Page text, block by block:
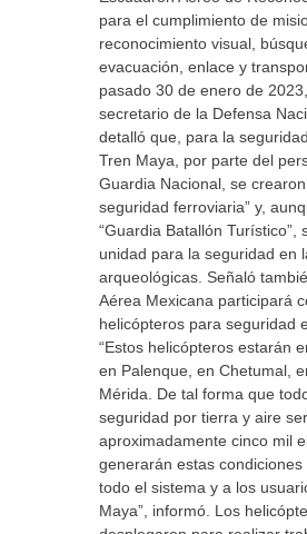
para el cumplimiento de
reconocimiento visual,
evacuación, enlace y
pasado 30 de enero de
secretario de la Defensa
detalló que, para la
Tren Maya, por parte del
Guardia Nacional, se
seguridad ferroviaria” y,
“Guardia Batallón Turístico”,
unidad para la seguridad en
arqueológicas. Señaló
Aérea Mexicana participará
helicópteros para seguridad
“Estos helicópteros estarán
en Palenque, en Chetumal,
Mérida. De tal forma que
seguridad por tierra y aire
aproximadamente cinco mil
generarán estas
todo el sistema y a los
Maya”, informó. Los